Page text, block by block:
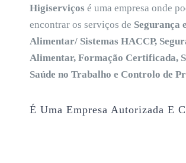
Higiserviços é uma empresa onde
encontrar os serviços de Segurança
Alimentar/ Sistemas HACCP,
Alimentar, Formação Certificada,
Saúde no Trabalho e Controlo de
É Uma Empresa Autorizada E